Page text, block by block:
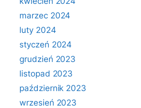
marzec 2024
luty 2024
styczeń 2024
grudzień 2023
listopad 2023
październik 2023
wrzesień 2023